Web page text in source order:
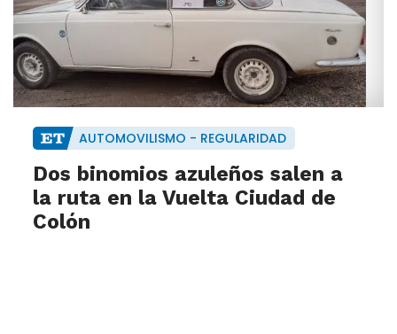
AUTOMOVILISMO - REGULARIDAD
Dos binomios azuleños salen a
la ruta en la Vuelta Ciudad de
Colón